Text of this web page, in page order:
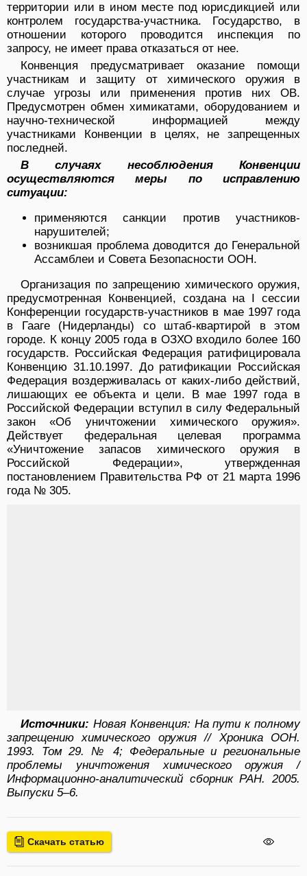
территории или в ином месте под юрисдикцией или
контролем государства-участника. Государство, в
отношении которого проводится инспекция по
запросу, не имеет права отказаться от нее.
Конвенция предусматривает оказание помощи
участникам и защиту от химического оружия в
случае угрозы или применения против них ОВ.
Предусмотрен обмен химикатами, оборудованием и
научно-технической информацией между
участниками Конвенции в целях, не запрещенных
последней.
В случаях несоблюдения Конвенции
осуществляются меры по исправлению
ситуации:
применяются санкции против участников-
нарушителей;
возникшая проблема доводится до Генеральной
Ассамблеи и Совета Безопасности ООН.
Организация по запрещению химического оружия,
предусмотренная Конвенцией, создана на I сессии
Конференции государств-участников в мае 1997 года
в Гааге (Нидерланды) со штаб-квартирой в этом
городе. К концу 2005 года в ОЗХО входило более 160
государств. Российская Федерация ратифицировала
Конвенцию 31.10.1997. До ратификации Российская
Федерация воздерживалась от каких-либо действий,
лишающих ее объекта и цели. В мае 1997 года в
Российской Федерации вступил в силу Федеральный
закон «Об уничтожении химического оружия».
Действует федеральная целевая программа
«Уничтожение запасов химического оружия в
Российской Федерации», утвержденная
постановлением Правительства РФ от 21 марта 1996
года № 305.
Источники: Новая Конвенция: На пути к полному
запрещению химического оружия // Хроника ООН.
1993. Том 29. № 4; Федеральные и региональные
проблемы уничтожения химического оружия /
Информационно-аналитический сборник РАН. 2005.
Выпуски 5–6.
Скачать статью